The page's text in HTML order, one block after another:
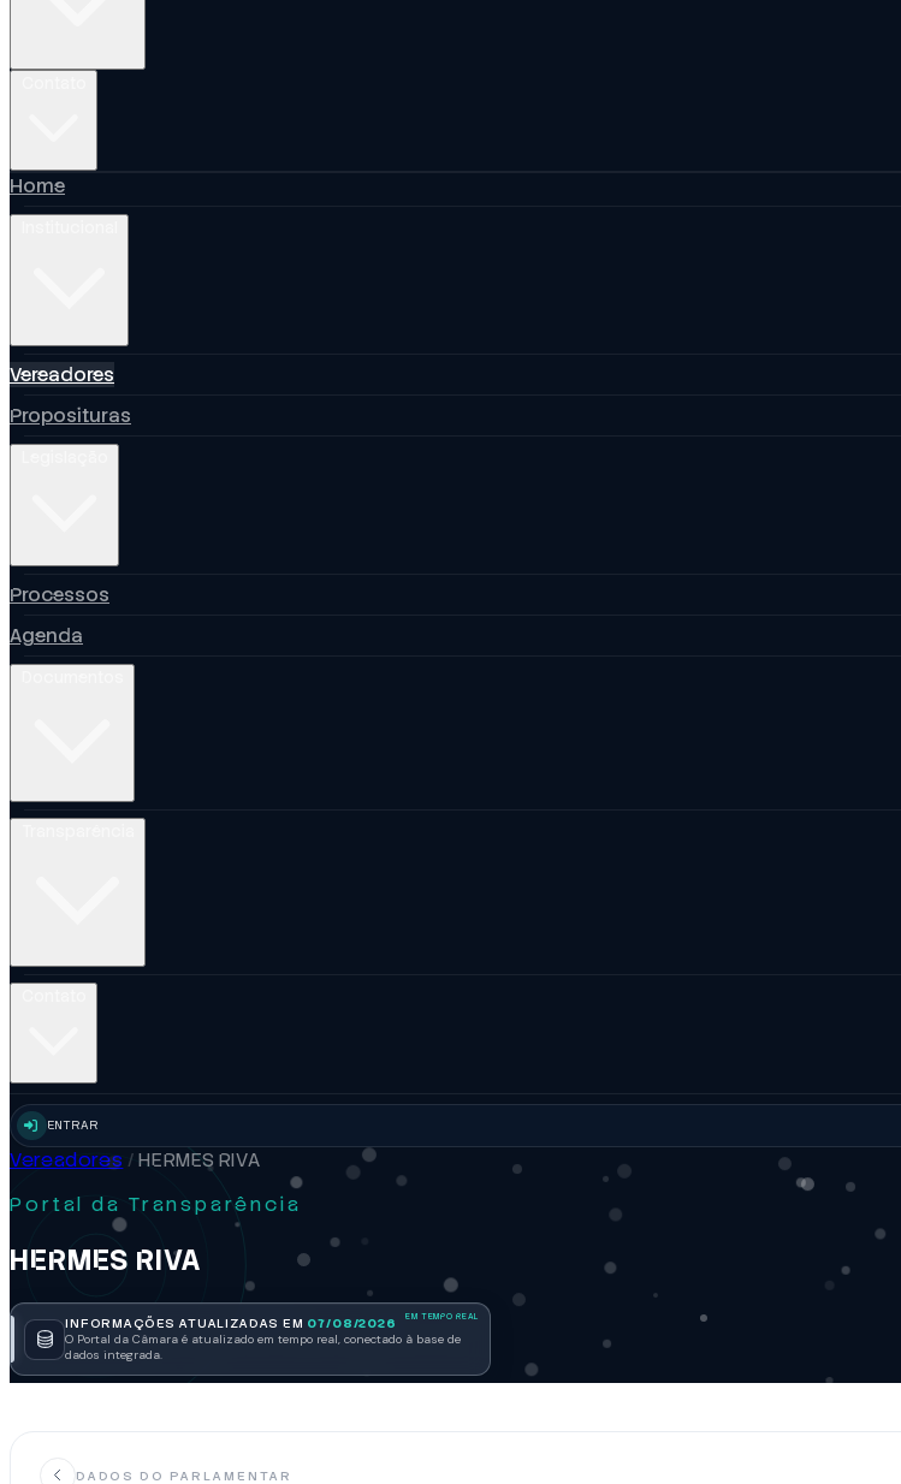
Home
Vereadores
Proposituras
Processos
Agenda
ENTRAR
Vereadores / HERMES RIVA
Portal da Transparência
HERMES RIVA
INFORMAÇÕES ATUALIZADAS EM 07/08/2026
O Portal da Câmara é atualizado em tempo real, conectado à base de
dados integrada.
DADOS DO PARLAMENTAR